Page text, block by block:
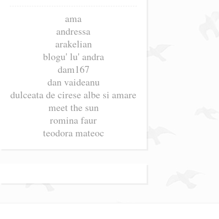
ama
andressa
arakelian
blogu' lu' andra
dam167
dan vaideanu
dulceata de cirese albe si amare
meet the sun
romina faur
teodora mateoc